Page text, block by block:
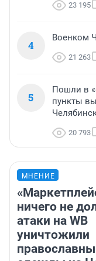
23 195
4
Военком
21 263
5
Пошли в
пункты
20 793
МНЕНИЕ
ничего не
атаки на WB
уничтожили